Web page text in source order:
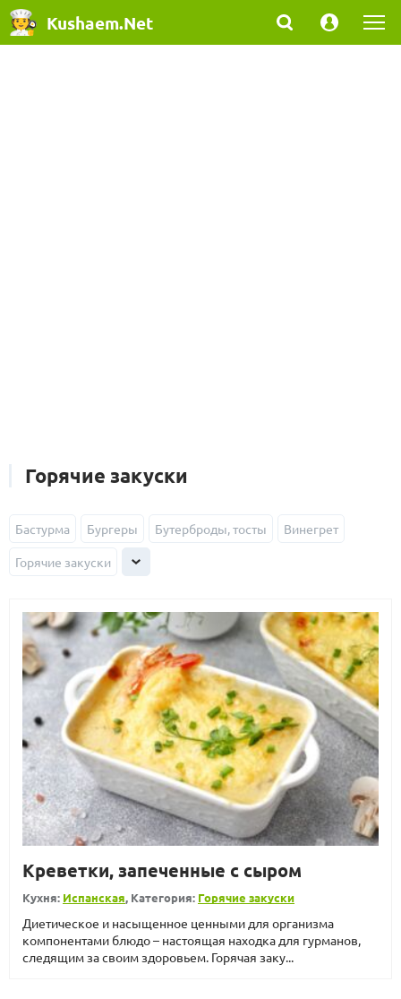
Kushaem.Net
Горячие закуски
Бастурма Бургеры Бутерброды, тосты Винегрет
Горячие закуски
Креветки, запеченные с сыром
Кухня: Испанская, Категория: Горячие закуски
Диетическое и насыщенное ценными для организма
компонентами блюдо – настоящая находка для гурманов,
следящим за своим здоровьем. Горячая заку...